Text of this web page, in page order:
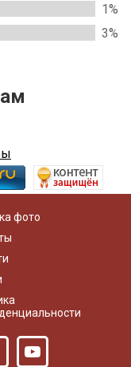
1%
3%
фото